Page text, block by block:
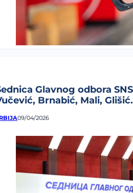
Glavnog odbora
Brnabić, Mali,
09/04/2026